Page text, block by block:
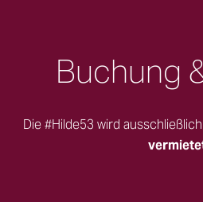
Buchung
Die #Hilde53 wird ausschließlich